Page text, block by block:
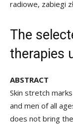
radiowe, zabiegi
The
therapies
ABSTRACT
Skin stretch
and men of all
does not bring